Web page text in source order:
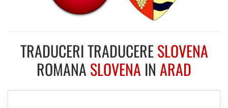
TRADUCERI TRADUCERESLOVENA
ROMANA SLOVENA IN ARAD